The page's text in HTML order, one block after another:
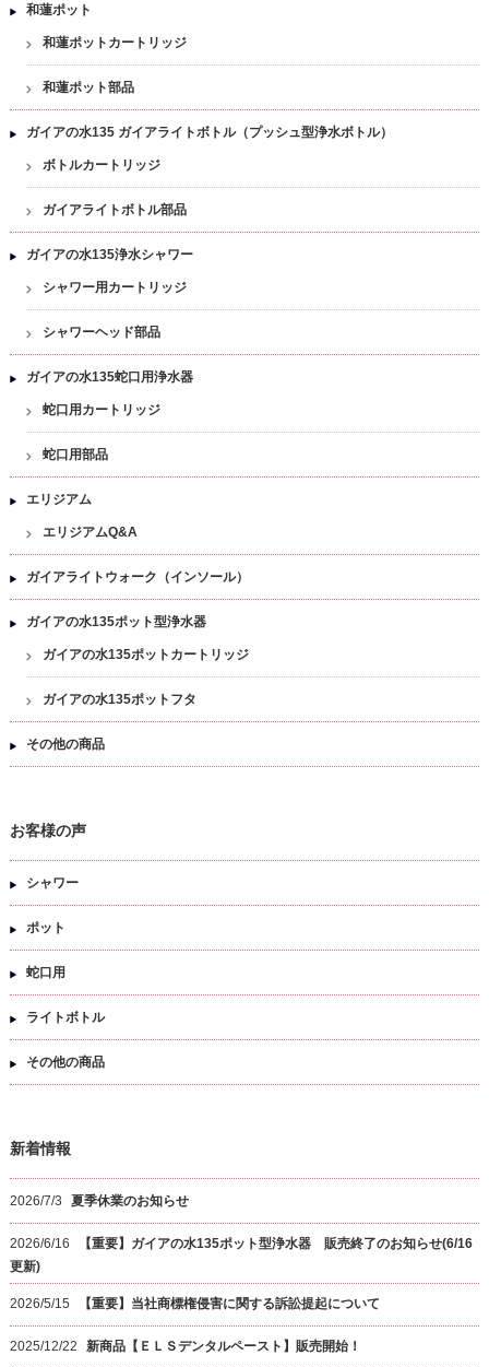
和蓮ポット
和蓮ポットカートリッジ
和蓮ポット部品
ガイアの水135 ガイアライトボトル（プッシュ型浄水ボトル）
ボトルカートリッジ
ガイアライトボトル部品
ガイアの水135浄水シャワー
シャワー用カートリッジ
シャワーヘッド部品
ガイアの水135蛇口用浄水器
蛇口用カートリッジ
蛇口用部品
エリジアム
エリジアムQ&A
ガイアライトウォーク（インソール）
ガイアの水135ポット型浄水器
ガイアの水135ポットカートリッジ
ガイアの水135ポットフタ
その他の商品
お客様の声
シャワー
ポット
蛇口用
ライトボトル
その他の商品
新着情報
2026/7/3 夏季休業のお知らせ
2026/6/16
【重要】ガイアの水135ポット型浄水器 販売終了のお知らせ(6/16
更新)
2026/5/15 【重要】当社商標権侵害に関する訴訟提起について
2025/12/22 新商品【ＥＬＳデンタルペースト】販売開始！